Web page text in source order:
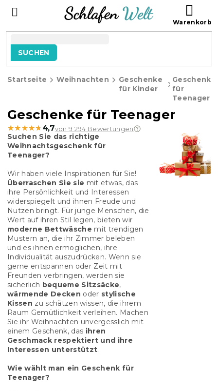
SUCHEN
Startseite Weihnachten
Geschenke
für Kinder
Geschenke
für
Teenager
Geschenke für Teenager
★★★★★
★★★★★ 4,7von 9 294 Bewertungen
Suchen Sie das richtige
Weihnachtsgeschenk für
Teenager?
Wir haben viele Inspirationen für Sie!
Überraschen Sie sie mit etwas, das
ihre Persönlichkeit und Interessen
widerspiegelt und ihnen Freude und
Nutzen bringt. Für junge Menschen, die
Wert auf ihren Stil legen, bieten wir
moderne Bettwäsche mit trendigen
Mustern an, die ihr Zimmer beleben
und es ihnen ermöglichen, ihre
Individualität auszudrücken. Wenn sie
gerne entspannen oder Zeit mit
Freunden verbringen, werden sie
sicherlich bequeme Sitzsäcke,
wärmende Decken oder stylische
Kissen zu schätzen wissen, die ihrem
Raum Gemütlichkeit verleihen. Machen
Sie ihr Weihnachten unvergesslich mit
einem Geschenk, das ihren
Geschmack respektiert und ihre
Interessen unterstützt.
Wie wählt man ein Geschenk für
Teenager?